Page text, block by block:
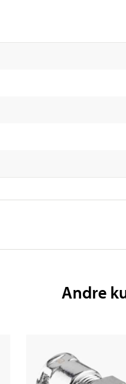
Andre